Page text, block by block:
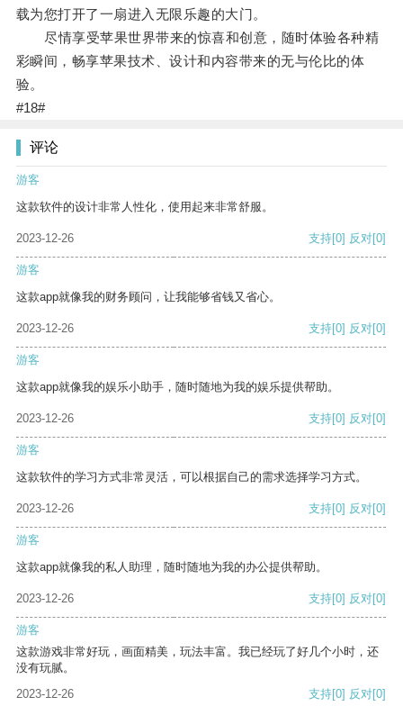
载为您打开了一扇进入无限乐趣的大门。
尽情享受苹果世界带来的惊喜和创意，随时体验各种精
彩瞬间，畅享苹果技术、设计和内容带来的无与伦比的体
验。
#18#
评论
游客
这款软件的设计非常人性化，使用起来非常舒服。
2023-12-26 支持[0] 反对[0]
游客
这款app就像我的财务顾问，让我能够省钱又省心。
2023-12-26 支持[0] 反对[0]
游客
这款app就像我的娱乐小助手，随时随地为我的娱乐提供帮助。
2023-12-26 支持[0] 反对[0]
游客
这款软件的学习方式非常灵活，可以根据自己的需求选择学习方式。
2023-12-26 支持[0] 反对[0]
游客
这款app就像我的私人助理，随时随地为我的办公提供帮助。
2023-12-26 支持[0] 反对[0]
游客
这款游戏非常好玩，画面精美，玩法丰富。我已经玩了好几个小时，还
没有玩腻。
2023-12-26
支持[0] 反对[0]